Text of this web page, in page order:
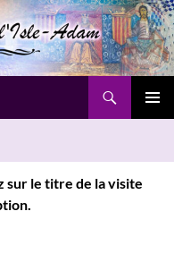
sur le titre de la visite